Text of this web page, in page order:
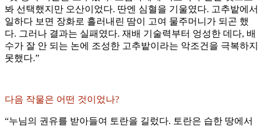
봐 선택했지만 오산이었다. 딴엔 심혈을 기울였다. 고추밭에서
일하다 보면 장화로 흘러내린 땀이 고여 물주머니가 되곤 했
다. 그러나 결과는 실패였다. 재배 기술력부터 엉성한 데다, 배
수가 잘 안 되는 논에 조성한 고추밭이라는 악조건을 극복하지
못했다.”
다음 작물은 어떤 것이었나?
“누님의 권유를 받아들여 토란을 길렀다. 토란은 습한 땅에서